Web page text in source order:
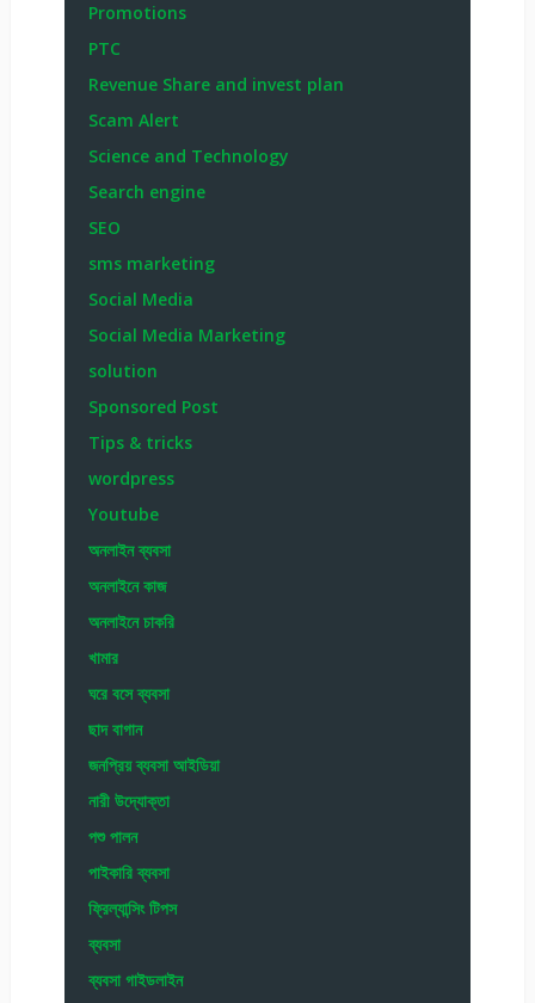
Promotions
PTC
Revenue Share and invest plan
Scam Alert
Science and Technology
Search engine
SEO
sms marketing
Social Media
Social Media Marketing
solution
Sponsored Post
Tips & tricks
wordpress
Youtube
অনলাইন ব্যবসা
অনলাইনে কাজ
অনলাইনে চাকরি
খামার
ঘরে বসে ব্যবসা
ছাদ বাগান
জনপ্রিয় ব্যবসা আইডিয়া
নারী উদ্যোক্তা
পশু পালন
পাইকারি ব্যবসা
ফ্রিল্যান্সিং টিপস
ব্যবসা
ব্যবসা গাইডলাইন